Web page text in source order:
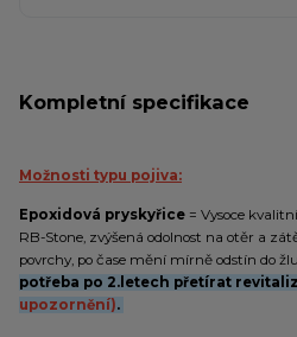
Kompletní specifikace
Možnosti typu pojiva:
Epoxidová pryskyřice = Vysoce
RB-Stone, zvýšená odolnost na otěr a
povrchy, po čase mění mírně odstín do
potřeba po 2.letech přetírat
upozornění).